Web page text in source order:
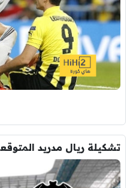
تشكيلة ريال مدريد